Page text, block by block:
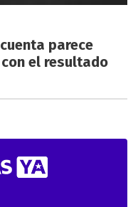
parece
el resultado